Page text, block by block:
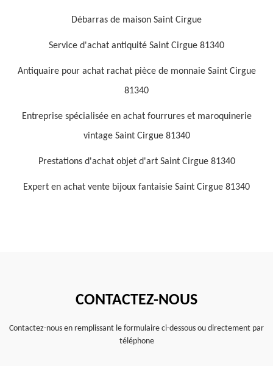
Débarras de maison Saint Cirgue
Service d'achat antiquité Saint Cirgue 81340
Antiquaire pour achat rachat pièce de monnaie Saint Cirgue
81340
Entreprise spécialisée en achat fourrures et maroquinerie
vintage Saint Cirgue 81340
Prestations d'achat objet d'art Saint Cirgue 81340
Expert en achat vente bijoux fantaisie Saint Cirgue 81340
CONTACTEZ-NOUS
Contactez-nous en remplissant le formulaire ci-dessous ou directement par
téléphone